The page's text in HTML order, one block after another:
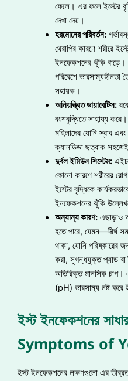
ফেলে। এর ফলে ইস্টের
দেখা দেয়।
হরমোনের পরিবর্তন:
থেরাপির কারণে শরীরে
ইনফেকশনের ঝুঁকি বাড়ে।
পরিবেশে ভারসাম্যহীনতা
সহায়ক।
অনিয়ন্ত্রিত ডায়াবেটিস:
বংশবৃদ্ধিতে সাহায্য
মহিলাদের যোনি স্রাব
ক্যানডিডা ছত্রাক
দুর্বল ইমিউন সিস্টেম:
কোনো কারণে শরীরের
ইস্টের বৃদ্ধিকে
ইনফেকশনের ঝুঁকি
অন্যান্য কারণ:এছাড়াও
হতে পারে, যেমন—দীর্ঘ
থাকা, যোনি
করা, সুগন্ধযুক্ত প্যাড বা
অতিরিক্ত মানসিক
(pH) ভারসাম্য নষ্ট করে
ইস্ট ইনফেকশনের
Symptoms of
ইস্ট ইনফেকশনের লক্ষণগুলো এর